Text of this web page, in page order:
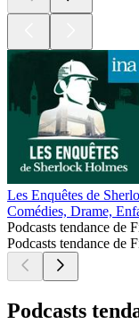
Les Enquêtes de
Comédies, Drame,
Podcasts tendance de
Podcasts tendance de
Podcasts